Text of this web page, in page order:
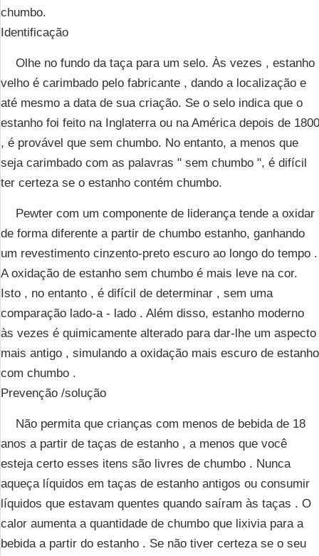
chumbo.
Identificação
Olhe no fundo da taça para um selo. Às vezes , estanho
velho é carimbado pelo fabricante , dando a localização e
até mesmo a data de sua criação. Se o selo indica que o
estanho foi feito na Inglaterra ou na América depois de 1800
, é provável que sem chumbo. No entanto, a menos que
seja carimbado com as palavras " sem chumbo ", é difícil
ter certeza se o estanho contém chumbo.
Pewter com um componente de liderança tende a oxidar
de forma diferente a partir de chumbo estanho, ganhando
um revestimento cinzento-preto escuro ao longo do tempo .
A oxidação de estanho sem chumbo é mais leve na cor.
Isto , no entanto , é difícil de determinar , sem uma
comparação lado-a - lado . Além disso, estanho moderno
às vezes é quimicamente alterado para dar-lhe um aspecto
mais antigo , simulando a oxidação mais escuro de estanho
com chumbo .
Prevenção /solução
Não permita que crianças com menos de bebida de 18
anos a partir de taças de estanho , a menos que você
esteja certo esses itens são livres de chumbo . Nunca
aqueça líquidos em taças de estanho antigos ou consumir
líquidos que estavam quentes quando saíram às taças . O
calor aumenta a quantidade de chumbo que lixivia para a
bebida a partir do estanho . Se não tiver certeza se o seu